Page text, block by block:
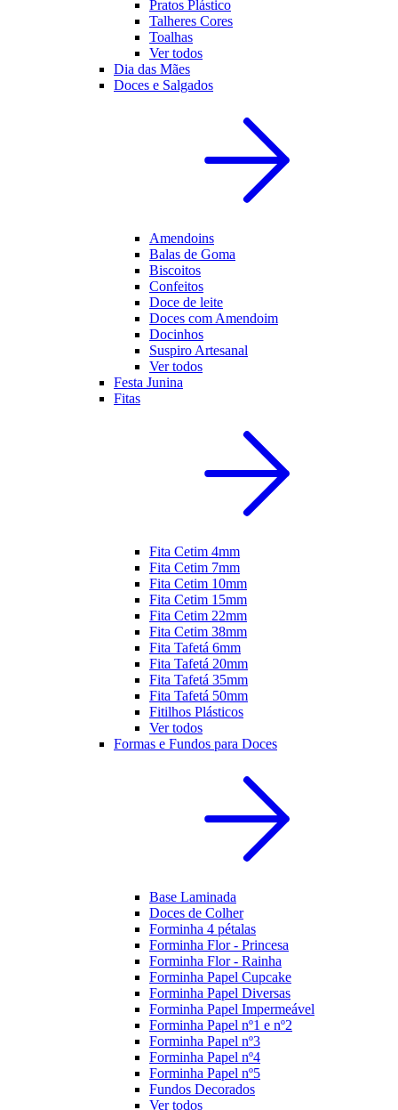
Pratos Plástico
Talheres Cores
Toalhas
Ver todos
Dia das Mães
Doces e Salgados
Amendoins
Balas de Goma
Biscoitos
Confeitos
Doce de leite
Doces com Amendoim
Docinhos
Suspiro Artesanal
Ver todos
Festa Junina
Fitas
Fita Cetim 4mm
Fita Cetim 7mm
Fita Cetim 10mm
Fita Cetim 15mm
Fita Cetim 22mm
Fita Cetim 38mm
Fita Tafetá 6mm
Fita Tafetá 20mm
Fita Tafetá 35mm
Fita Tafetá 50mm
Fitilhos Plásticos
Ver todos
Formas e Fundos para Doces
Base Laminada
Doces de Colher
Forminha 4 pétalas
Forminha Flor - Princesa
Forminha Flor - Rainha
Forminha Papel Cupcake
Forminha Papel Diversas
Forminha Papel Impermeável
Forminha Papel nº1 e nº2
Forminha Papel nº3
Forminha Papel nº4
Forminha Papel nº5
Fundos Decorados
Ver todos